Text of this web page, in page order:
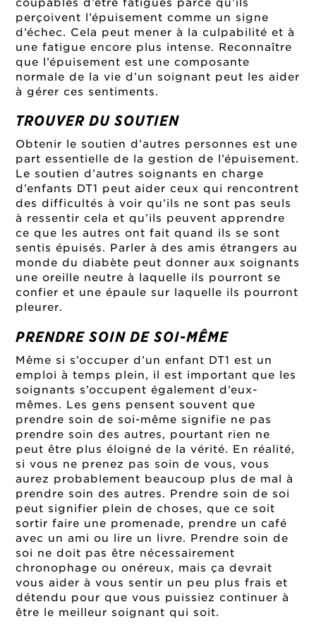
coupables d’être fatigués parce qu’ils
perçoivent l’épuisement comme un signe
d’échec. Cela peut mener à la culpabilité et à
une fatigue encore plus intense. Reconnaître
que l’épuisement est une composante
normale de la vie d’un soignant peut les aider
à gérer ces sentiments.
TROUVER DU SOUTIEN
Obtenir le soutien d’autres personnes est une
part essentielle de la gestion de l’épuisement.
Le soutien d’autres soignants en charge
d’enfants DT1 peut aider ceux qui rencontrent
des difficultés à voir qu’ils ne sont pas seuls
à ressentir cela et qu’ils peuvent apprendre
ce que les autres ont fait quand ils se sont
sentis épuisés. Parler à des amis étrangers au
monde du diabète peut donner aux soignants
une oreille neutre à laquelle ils pourront se
confier et une épaule sur laquelle ils pourront
pleurer.
PRENDRE SOIN DE SOI-MÊME
Même si s’occuper d’un enfant DT1 est un
emploi à temps plein, il est important que les
soignants s’occupent également d’eux-
mêmes. Les gens pensent souvent que
prendre soin de soi-même signifie ne pas
prendre soin des autres, pourtant rien ne
peut être plus éloigné de la vérité. En réalité,
si vous ne prenez pas soin de vous, vous
aurez probablement beaucoup plus de mal à
prendre soin des autres. Prendre soin de soi
peut signifier plein de choses, que ce soit
sortir faire une promenade, prendre un café
avec un ami ou lire un livre. Prendre soin de
soi ne doit pas être nécessairement
chronophage ou onéreux, mais ça devrait
vous aider à vous sentir un peu plus frais et
détendu pour que vous puissiez continuer à
être le meilleur soignant qui soit.